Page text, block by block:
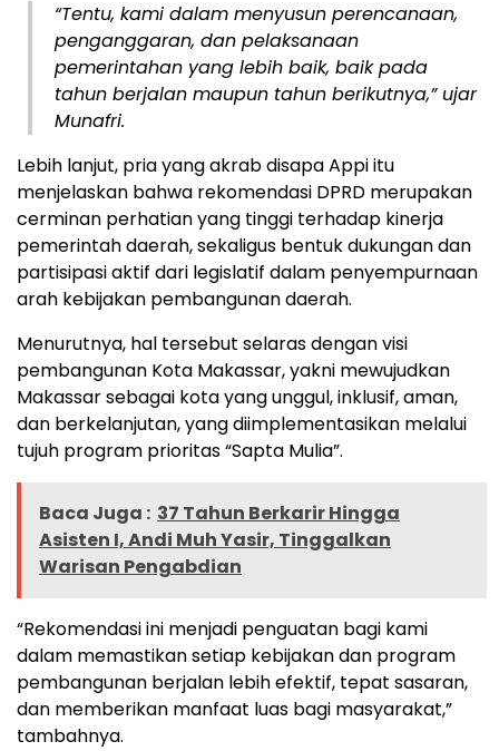
“Tentu, kami dalam menyusun perencanaan,
penganggaran, dan pelaksanaan
pemerintahan yang lebih baik, baik pada
tahun berjalan maupun tahun berikutnya,” ujar
Munafri.
Lebih lanjut, pria yang akrab disapa Appi itu
menjelaskan bahwa rekomendasi DPRD merupakan
cerminan perhatian yang tinggi terhadap kinerja
pemerintah daerah, sekaligus bentuk dukungan dan
partisipasi aktif dari legislatif dalam penyempurnaan
arah kebijakan pembangunan daerah.
Menurutnya, hal tersebut selaras dengan visi
pembangunan Kota Makassar, yakni mewujudkan
Makassar sebagai kota yang unggul, inklusif, aman,
dan berkelanjutan, yang diimplementasikan melalui
tujuh program prioritas “Sapta Mulia”.
Baca Juga : 37 Tahun Berkarir Hingga
Asisten I, Andi Muh Yasir, Tinggalkan
Warisan Pengabdian
“Rekomendasi ini menjadi penguatan bagi kami
dalam memastikan setiap kebijakan dan program
pembangunan berjalan lebih efektif, tepat sasaran,
dan memberikan manfaat luas bagi masyarakat,”
tambahnya.